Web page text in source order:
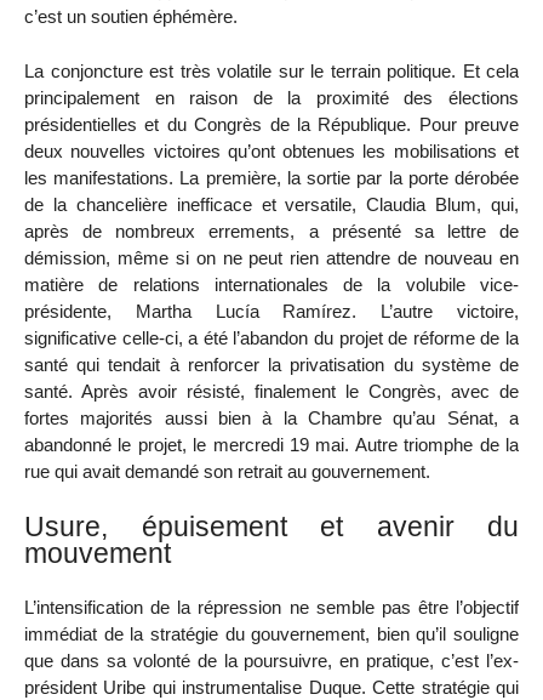
c’est un soutien éphémère.
La conjoncture est très volatile sur le terrain politique. Et cela
principalement en raison de la proximité des élections
présidentielles et du Congrès de la République. Pour preuve
deux nouvelles victoires qu’ont obtenues les mobilisations et
les manifestations. La première, la sortie par la porte dérobée
de la chancelière inefficace et versatile, Claudia Blum, qui,
après de nombreux errements, a présenté sa lettre de
démission, même si on ne peut rien attendre de nouveau en
matière de relations internationales de la volubile vice-
présidente, Martha Lucía Ramírez. L’autre victoire,
significative celle-ci, a été l’abandon du projet de réforme de la
santé qui tendait à renforcer la privatisation du système de
santé. Après avoir résisté, finalement le Congrès, avec de
fortes majorités aussi bien à la Chambre qu’au Sénat, a
abandonné le projet, le mercredi 19 mai. Autre triomphe de la
rue qui avait demandé son retrait au gouvernement.
Usure, épuisement et avenir du
mouvement
L’intensification de la répression ne semble pas être l’objectif
immédiat de la stratégie du gouvernement, bien qu’il souligne
que dans sa volonté de la poursuivre, en pratique, c’est l’ex-
président Uribe qui instrumentalise Duque. Cette stratégie qui